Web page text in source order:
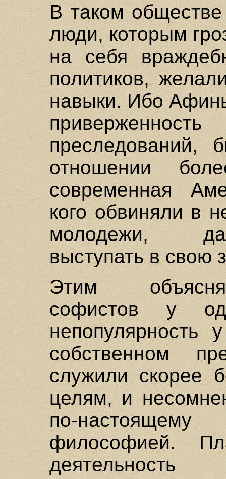
В таком
люди, которым
на себя
политиков,
навыки. Ибо
отношении
современная
кого обвиняли в
молодежи,
выступать в свою
Этим
софистов у
непопулярность
собственном
служили скорее
целям, и
по-
философией.